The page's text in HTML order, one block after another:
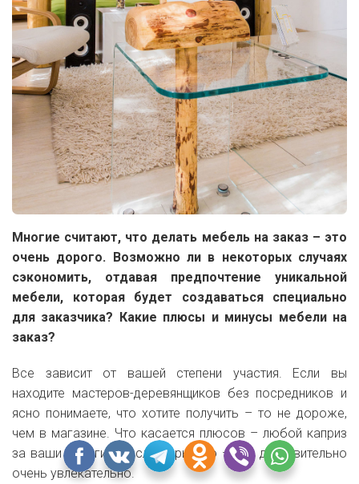
Многие считают, что делать мебель на заказ – это
очень дорого. Возможно ли в некоторых случаях
сэкономить, отдавая предпочтение уникальной
мебели, которая будет создаваться специально
для заказчика? Какие плюсы и минусы мебели на
заказ?
Все зависит от вашей степени участия. Если вы
находите мастеров-деревянщиков без посредников и
ясно понимаете, что хотите получить – то не дороже,
чем в магазине. Что касается плюсов – любой каприз
за ваши деньги. А если серьезно – это действительно
очень увлекательно.